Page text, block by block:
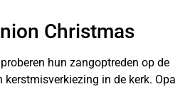
Christmas
hun zangoptreden op de
kerstmisverkiezing in de kerk. Opa